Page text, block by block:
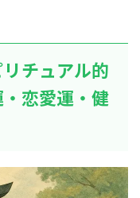
チュアル的
恋愛運・健